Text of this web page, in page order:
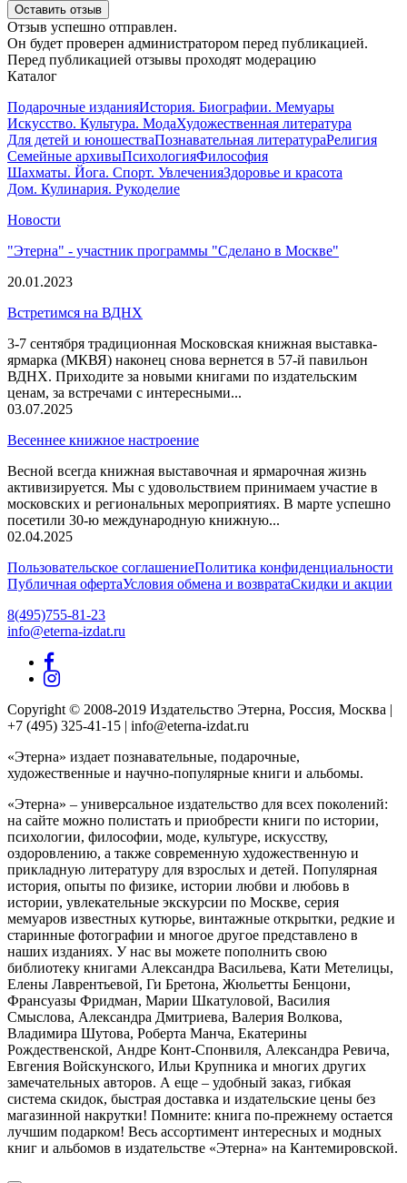
Оставить отзыв
Отзыв успешно отправлен.
Он будет проверен администратором перед публикацией.
Перед публикацией отзывы проходят модерацию
Каталог
Подарочные изданияИстория. Биографии. Мемуары
Искусство. Культура. МодаХудожественная литература
Для детей и юношестваПознавательная литератураРелигия
Семейные архивыПсихологияФилософия
Шахматы. Йога. Спорт. УвлеченияЗдоровье и красота
Дом. Кулинария. Рукоделие
Новости
"Этерна" - участник программы "Сделано в Москве"
20.01.2023
Встретимся на ВДНХ
3-7 сентября традиционная Московская книжная выставка-
ярмарка (МКВЯ) наконец снова вернется в 57-й павильон
ВДНХ. Приходите за новыми книгами по издательским
ценам, за встречами с интересными...
03.07.2025
Весеннее книжное настроение
Весной всегда книжная выставочная и ярмарочная жизнь
активизируется. Мы с удовольствием принимаем участие в
московских и региональных мероприятиях. В марте успешно
посетили 30-ю международную книжную...
02.04.2025
Пользовательское соглашениеПолитика конфиденциальности
Публичная офертаУсловия обмена и возвратаСкидки и акции
8(495)755-81-23
info@eterna-izdat.ru
Copyright © 2008-2019 Издательство Этерна, Россия, Москва |
+7 (495) 325-41-15 | info@eterna-izdat.ru
«Этерна» издает познавательные, подарочные,
художественные и научно-популярные книги и альбомы.
«Этерна» – универсальное издательство для всех поколений:
на сайте можно полистать и приобрести книги по истории,
психологии, философии, моде, культуре, искусству,
оздоровлению, а также современную художественную и
прикладную литературу для взрослых и детей. Популярная
история, опыты по физике, истории любви и любовь в
истории, увлекательные экскурсии по Москве, серия
мемуаров известных кутюрье, винтажные открытки, редкие и
старинные фотографии и многое другое представлено в
наших изданиях. У нас вы можете пополнить свою
библиотеку книгами Александра Васильева, Кати Метелицы,
Елены Лаврентьевой, Ги Бретона, Жюльетты Бенцони,
Франсуазы Фридман, Марии Шкатуловой, Василия
Смыслова, Александра Дмитриева, Валерия Волкова,
Владимира Шутова, Роберта Манча, Екатерины
Рождественской, Андре Конт-Спонвиля, Александра Ревича,
Евгения Войскунского, Ильи Крупника и многих других
замечательных авторов. А еще – удобный заказ, гибкая
система скидок, быстрая доставка и издательские цены без
магазинной накрутки! Помните: книга по-прежнему остается
лучшим подарком! Весь ассортимент интересных и модных
книг и альбомов в издательстве «Этерна» на Кантемировской.